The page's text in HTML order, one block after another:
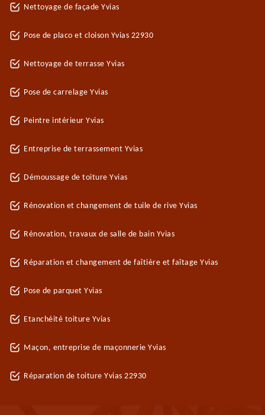
Nettoyage de façade Yvias
Pose de placo et cloison Yvias 22930
Nettoyage de terrasse Yvias
Pose de carrelage Yvias
Peintre intérieur Yvias
Entreprise de terrassement Yvias
Démoussage de toiture Yvias
Rénovation et changement de tuile de rive Yvias
Rénovation, travaux de salle de bain Yvias
Réparation et changement de faîtière et faîtage Yvias
Pose de parquet Yvias
Etanchéité toiture Yvias
Maçon, entreprise de maçonnerie Yvias
Réparation de toiture Yvias 22930